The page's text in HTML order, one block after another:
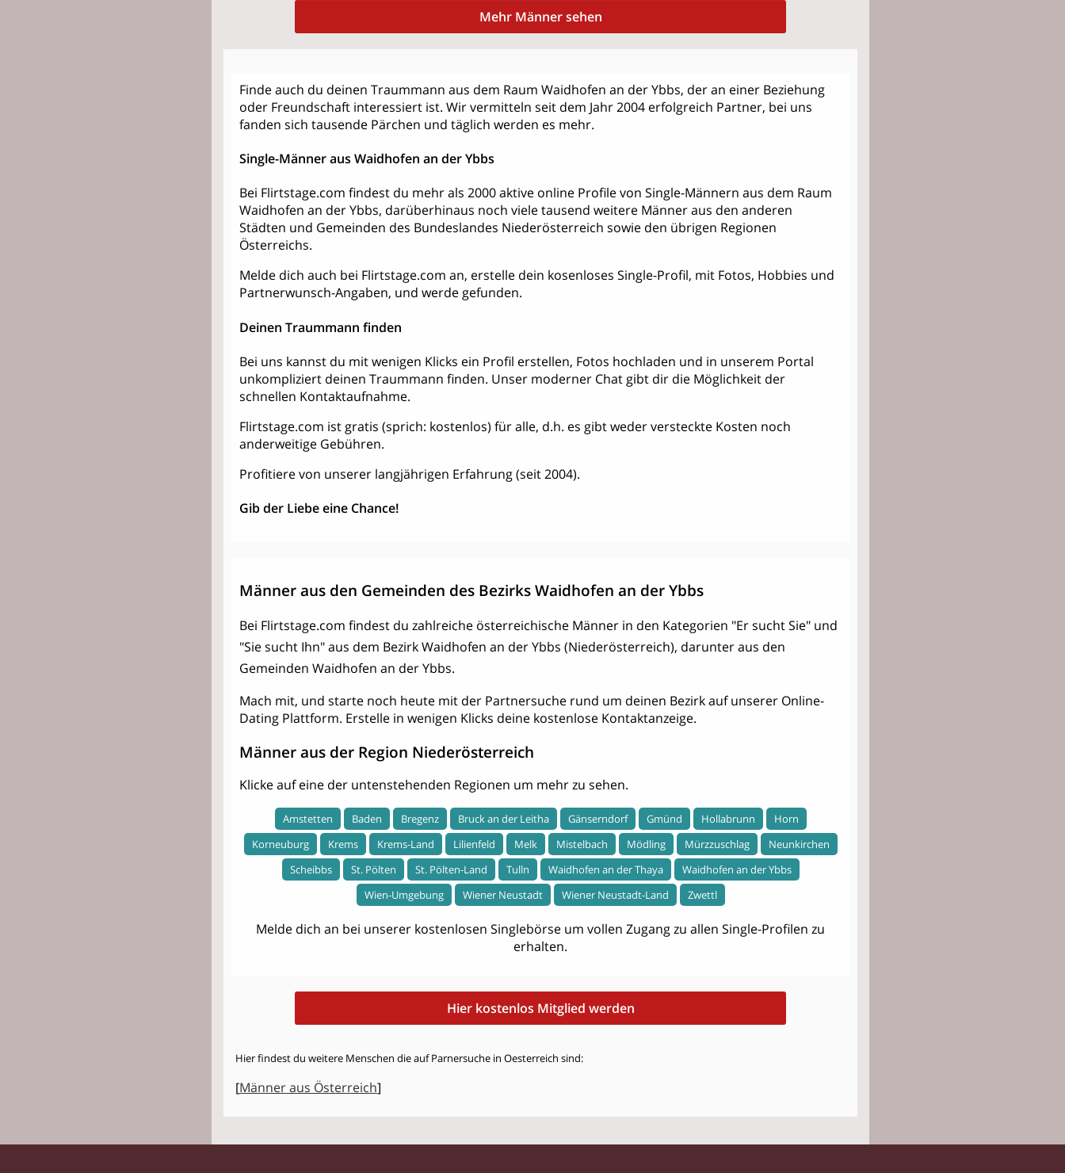
Mehr Männer sehen
Finde auch du deinen Traummann aus dem Raum Waidhofen an der Ybbs, der an einer Beziehung
oder Freundschaft interessiert ist. Wir vermitteln seit dem Jahr 2004 erfolgreich Partner, bei uns
fanden sich tausende Pärchen und täglich werden es mehr.
Single-Männer aus Waidhofen an der Ybbs
Bei Flirtstage.com findest du mehr als 2000 aktive online Profile von Single-Männern aus dem Raum
Waidhofen an der Ybbs, darüberhinaus noch viele tausend weitere Männer aus den anderen
Städten und Gemeinden des Bundeslandes Niederösterreich sowie den übrigen Regionen
Österreichs.
Melde dich auch bei Flirtstage.com an, erstelle dein kosenloses Single-Profil, mit Fotos, Hobbies und
Partnerwunsch-Angaben, und werde gefunden.
Deinen Traummann finden
Bei uns kannst du mit wenigen Klicks ein Profil erstellen, Fotos hochladen und in unserem Portal
unkompliziert deinen Traummann finden. Unser moderner Chat gibt dir die Möglichkeit der
schnellen Kontaktaufnahme.
Flirtstage.com ist gratis (sprich: kostenlos) für alle, d.h. es gibt weder versteckte Kosten noch
anderweitige Gebühren.
Profitiere von unserer langjährigen Erfahrung (seit 2004).
Gib der Liebe eine Chance!
Männer aus den Gemeinden des Bezirks Waidhofen an der Ybbs
Bei Flirtstage.com findest du zahlreiche österreichische Männer in den Kategorien "Er sucht Sie" und
"Sie sucht Ihn" aus dem Bezirk Waidhofen an der Ybbs (Niederösterreich), darunter aus den
Gemeinden Waidhofen an der Ybbs.
Mach mit, und starte noch heute mit der Partnersuche rund um deinen Bezirk auf unserer Online-
Dating Plattform. Erstelle in wenigen Klicks deine kostenlose Kontaktanzeige.
Männer aus der Region Niederösterreich
Klicke auf eine der untenstehenden Regionen um mehr zu sehen.
Amstetten Baden Bregenz Bruck an der Leitha Gänserndorf Gmünd Hollabrunn
Horn
Korneuburg
Krems Krems-Land Lilienfeld Melk Mistelbach Mödling Mürzzuschlag
Neunkirchen
Scheibbs
St. Pölten St. Pölten-Land Tulln Waidhofen an der Thaya
Waidhofen an der Ybbs
Wien-Umgebung
Wiener Neustadt Wiener Neustadt-Land Zwettl
Melde dich an bei unserer kostenlosen Singlebörse um vollen Zugang zu allen Single-Profilen zu
erhalten.
Hier kostenlos Mitglied werden
Hier findest du weitere Menschen die auf Parnersuche in Oesterreich sind:
[Männer aus Österreich]